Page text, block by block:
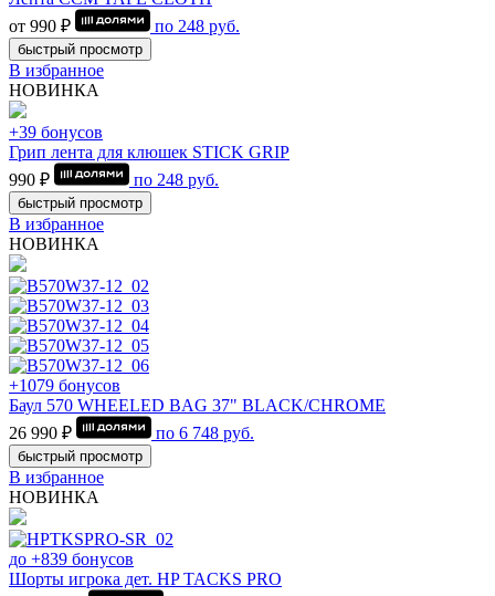
от 990 ₽
по 248 руб.
быстрый просмотр
В избранное
НОВИНКА
+39 бонусов
Грип лента для клюшек STICK GRIP
990 ₽
по 248 руб.
быстрый просмотр
В избранное
НОВИНКА
+1079 бонусов
Баул 570 WHEELED BAG 37" BLACK/CHROME
26 990 ₽
по 6 748 руб.
быстрый просмотр
В избранное
НОВИНКА
до +839 бонусов
Шорты игрока дет. HP TACKS PRO